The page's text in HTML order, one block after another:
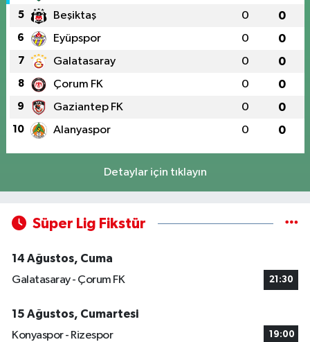
5 Beşiktaş 0 0
6 Eyüpspor 0 0
7 Galatasaray 0 0
8 Çorum FK 0 0
9 Gaziantep FK 0 0
10 Alanyaspor 0 0
Detaylar için tıklayın
Süper Lig Fikstür
14 Ağustos, Cuma
Galatasaray - Çorum FK
21:30
15 Ağustos, Cumartesi
Konyaspor - Rizespor
19:00